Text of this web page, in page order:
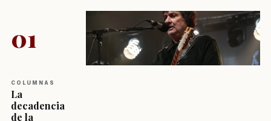
01
COLUMNAS
La
decadencia
de la